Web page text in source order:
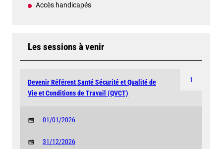
Accès handicapés
Les sessions à venir
1
Devenir Référent Santé Sécurité et Qualité de
Vie et Conditions de Travail (QVCT)
01/01/2026
31/12/2026